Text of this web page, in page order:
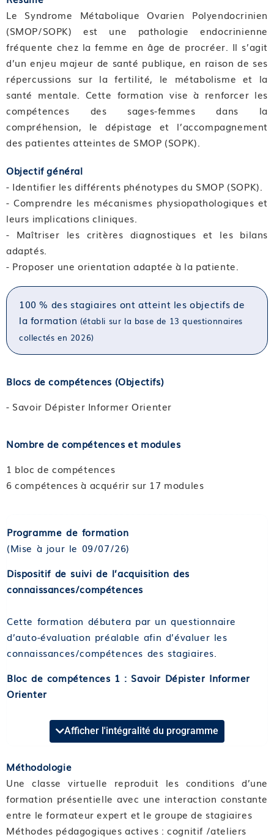
Le Syndrome Métabolique Ovarien Polyendocrinien
(SMOP/SOPK) est une pathologie endocrinienne
fréquente chez la femme en âge de procréer. Il s’agit
d’un enjeu majeur de santé publique, en raison de ses
répercussions sur la fertilité, le métabolisme et la
santé mentale. Cette formation vise à renforcer les
compétences des sages-femmes dans la
compréhension, le dépistage et l’accompagnement
des patientes atteintes de SMOP (SOPK).
Objectif général
- Identifier les différents phénotypes du SMOP (SOPK).
- Comprendre les mécanismes physiopathologiques et
leurs implications cliniques.
- Maîtriser les critères diagnostiques et les bilans
adaptés.
- Proposer une orientation adaptée à la patiente.
100 % des stagiaires ont atteint les objectifs de
la formation (établi sur la base de 13 questionnaires
collectés en 2026)
Blocs de compétences (Objectifs)
- Savoir Dépister Informer Orienter
Nombre de compétences et modules
1 bloc de compétences
6 compétences à acquérir sur 17 modules
Programme de formation
(Mise à jour le 09/07/26)
Dispositif de suivi de l’acquisition des
connaissances/compétences
Cette formation débutera par un questionnaire
d’auto-évaluation préalable afin d’évaluer les
connaissances/compétences des stagiaires.
Bloc de compétences 1 : Savoir Dépister Informer
Orienter
Format et durée : Classe virtuelle de 7 heures
Compétence 01 : Introduction et épidémiologie
Module 02 : Petit rappel historique
Module 03 : Prévalence et enjeux de santé publique
Compétence 02 : Comprendre la physiopathologie du
SMOP (SOPK)
Afficher l'intégralité du programme
Méthodologie
Une classe virtuelle reproduit les conditions d’une
formation présentielle avec une interaction constante
entre le formateur expert et le groupe de stagiaires
Méthodes pédagogiques actives : cognitif /ateliers